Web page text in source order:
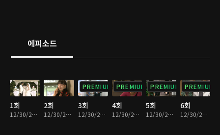
에피소드
1회
12/30/2022 • 36분
2회
12/30/2022 • 36분
PREMIUM
3회
12/30/2022 • 38분
PREMIUM
4회
12/30/2022 • 36분
PREMIUM
5회
12/30/2022 • 36분
PREMIUM
6회
12/30/2022 • 37분